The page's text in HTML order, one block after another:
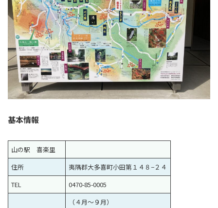
基本情報
山の駅 喜楽里
住所
夷隅郡大多喜町小田第１４８−２４
TEL
0470-85-0005
（４月〜９月）